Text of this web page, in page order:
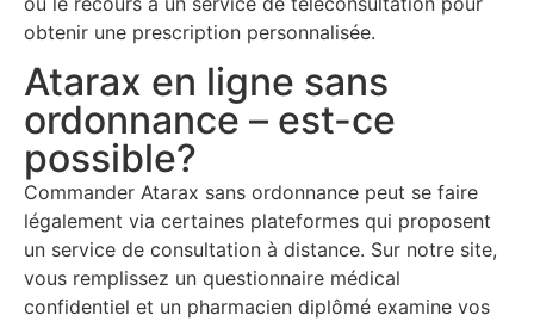
obtenir une prescription personnalisée.
Atarax en ligne sans
ordonnance – est-ce
possible?
Commander Atarax sans ordonnance peut se faire
légalement via certaines plateformes qui proposent
un service de consultation à distance. Sur notre site,
vous remplissez un questionnaire médical
confidentiel et un pharmacien diplômé examine vos